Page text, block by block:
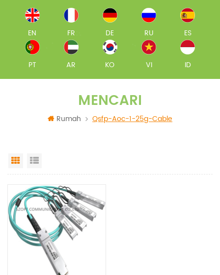
EN FR DE RU ES
PT AR KO VI ID
MENCARI
Rumah Qsfp-Aoc-1-25g-Cable
Grid View